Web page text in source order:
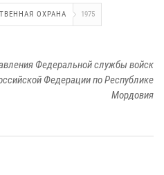
ОХРАНА 1975
Федеральной службы войск
Федерации по Республике
Мордовия